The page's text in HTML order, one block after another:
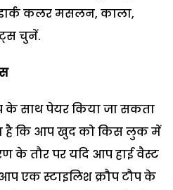
कलर मसलन, काला,
चुनें.
के साथ पेयर किया जा सकता
है कि आप खुद को किस लुक में
के तौर पर यदि आप हाई वैस्ट
एक स्टाइलिश क्रौप टौप के